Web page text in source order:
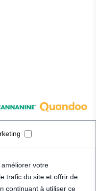
votre
trafic du site et offrir de
continuant à utiliser ce